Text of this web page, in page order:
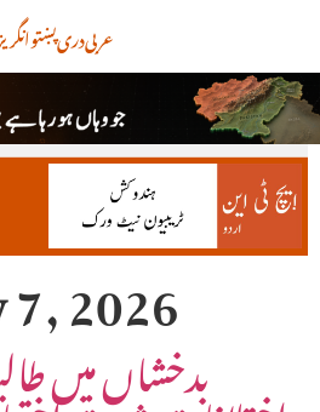
پښتودریعربی
2026
بدخشاں میں